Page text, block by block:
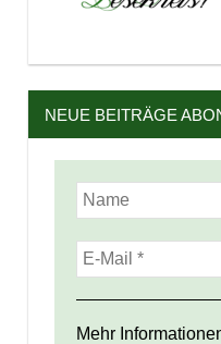
NEUE BEITRÄGE
Mehr